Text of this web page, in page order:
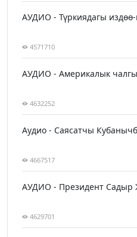
АУДИО - Түркиядагы
4571710
АУДИО - Америкалык
4632252
Аудио - Саясатчы
4667517
АУДИО - Президент Садыр
4629701